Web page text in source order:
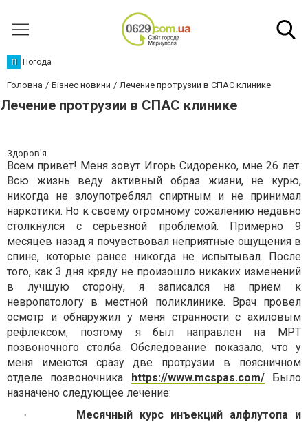
П Погода
Головна Бізнес новини Лечение протрузии в СПАС клинике
Лечение протрузии в СПАС клинике
Здоров'я
Всем привет! Меня зовут Игорь Сидоренко, мне 26 лет.
Всю жизнь веду активный образ жизни, не курю,
никогда не злоупотреблял спиртным и не принимал
наркотики. Но к своему огромному сожалению недавно
столкнулся с серьезной проблемой. Примерно 9
месяцев назад я почувствовал неприятные ощущения в
спине, которые ранее никогда не испытывал. После
того, как 3 дня кряду не произошло никаких изменений
в лучшую сторону, я записался на прием к
невропатологу в местной поликлинике. Врач провел
осмотр и обнаружил у меня странности с ахиловым
рефлексом, поэтому я был направлен на МРТ
позвоночного столба. Обследование показало, что у
меня имеются сразу две протрузии в поясничном
отделе позвоночника https://www.mcspas.com/Было
назначено следующее лечение:
·
Месячный курс инъекций алфлутопа и